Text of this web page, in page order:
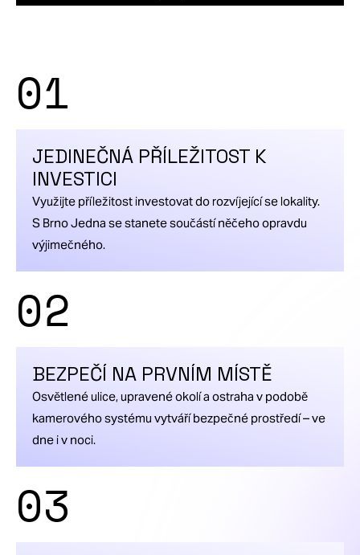
01
JEDINEČNÁ PŘÍLEŽITOST K
INVESTICI
Využijte příležitost investovat do rozvíjející se lokality.
S Brno Jedna se stanete součástí něčeho opravdu
výjimečného.
02
BEZPEČÍ NA PRVNÍM MÍSTĚ
Osvětlené ulice, upravené okolí a ostraha v podobě
kamerového systému vytváří bezpečné prostředí – ve
dne i v noci.
03